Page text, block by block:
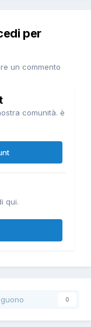
per
un commento
comunità. è
qui.
0